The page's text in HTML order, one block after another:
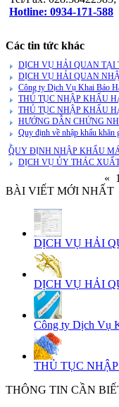
Hotline: 0934-171-588
Các tin tức khác
DỊCH VỤ HẢI QUAN TẠI
DỊCH VỤ HẢI QUAN
Công ty Dịch Vụ Khai Báo
THỦ TỤC NHẬP KHẨU
THỦ TỤC NHẬP KHẨU
HƯỚNG DẪN CHỨNG
Quy định về nhập khẩu khăn
QUY ĐỊNH NHẬP KHẨU
DỊCH VỤ ỦY THÁC
«
BÀI VIẾT MỚI NHẤT
DỊCH VỤ HẢI
DỊCH VỤ HẢI
Công ty Dịch Vụ
THỦ TỤC
THÔNG TIN CẦN